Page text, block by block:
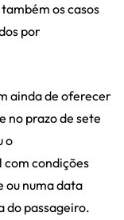
os casos
por
ainda de oferecer
no prazo de sete
o
condições
ou numa data
do passageiro.